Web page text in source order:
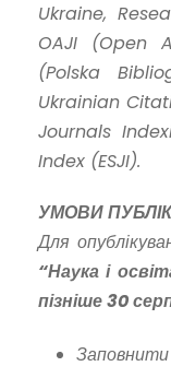
Ukraine,
OAJI (Open
(Polska
Ukrainian
Journals
Index (ESJI).
УМОВИ
Для
“Наука і
пізніше 30